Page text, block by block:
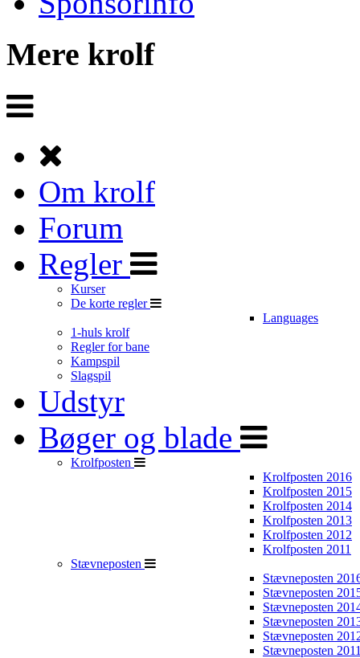
Mere krolf
Om krolf
Forum
Regler
Kurser
De korte regler
Languages
1-huls krolf
Regler for bane
Kampspil
Slagspil
Udstyr
Bøger og blade
Krolfposten
Krolfposten 2016
Krolfposten 2015
Krolfposten 2014
Krolfposten 2013
Krolfposten 2012
Krolfposten 2011
Stævneposten
Stævneposten
Stævneposten
Stævneposten
Stævneposten
Stævneposten
Stævneposten